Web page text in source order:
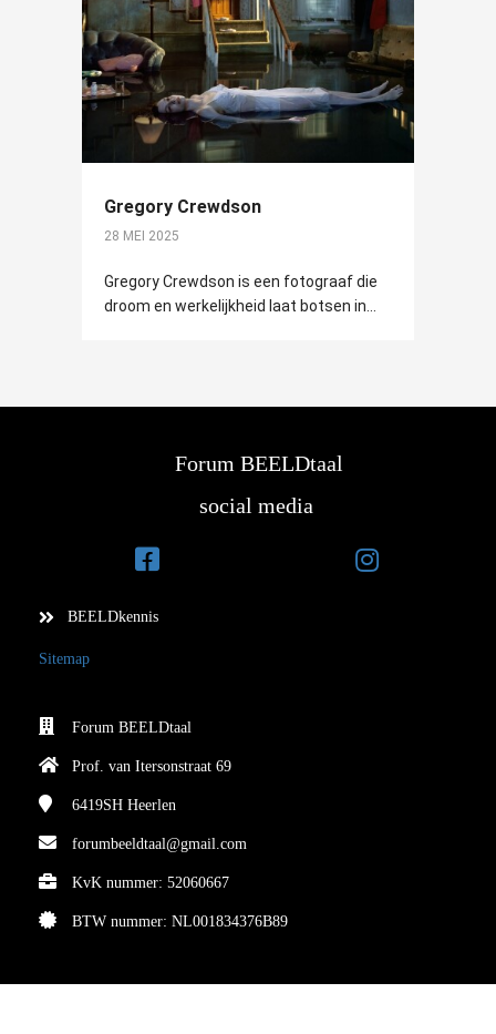
Gregory Crewdson
28 MEI 2025
Gregory Crewdson is een fotograaf die
droom en werkelijkheid laat botsen in...
Forum BEELDtaal
social media
BEELDkennis
Sitemap
Forum BEELDtaal
Prof. van Itersonstraat 69
6419SH Heerlen
forumbeeldtaal@gmail.com
KvK nummer: 52060667
BTW nummer: NL001834376B89